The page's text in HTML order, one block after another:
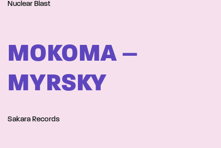
Nuclear Blast
MOKOMA –
MYRSKY
Sakara Records